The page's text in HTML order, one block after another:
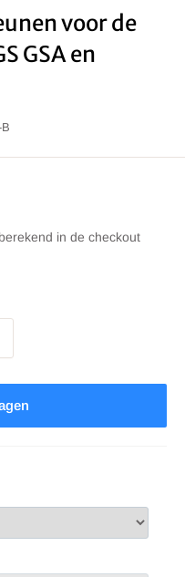
voor de
GSA en
in de checkout